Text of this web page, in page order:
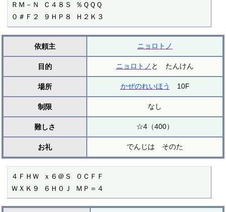
ＲＭ－Ｎ Ｃ４８Ｓ ％ＱＱＱ
０＃Ｆ２ ９ＨＰ８ Ｈ２Ｋ３
依頼主 ニョロトノ
目的 ニョロトノ と たんけん
場所 かぜのれいほう 10F
制限 なし
難しさ ☆4（400）
お礼 でんじは そのた
４ＦＨＷ ｘ６＠Ｓ ０ＣＦＦ
ＷＸＫ９ ６Ｈ０Ｊ ＭＰ＝４